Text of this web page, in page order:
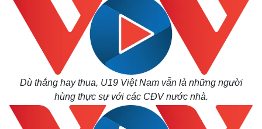
Dù thắng hay thua, U19 Việt Nam vẫn là những người
hùng thực sự với các CĐV nước nhà.